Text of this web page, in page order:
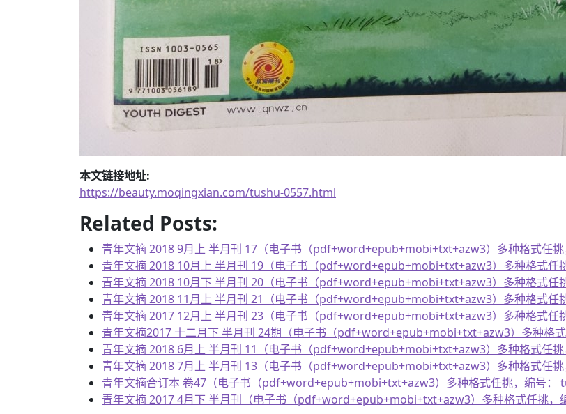
本文链接地址:
https://beauty.moqingxian.com/tushu-0557.html
Related Posts:
青年文摘 2018 9月上 半月刊 17（电子书（pdf+word+epub+mobi+txt+azw3）多种格式任挑
青年文摘 2018 10月上 半月刊 19（电子书（pdf+word+epub+mobi+txt+azw3）多种格式任
青年文摘 2018 10月下 半月刊 20（电子书（pdf+word+epub+mobi+txt+azw3）多种格式任
青年文摘 2018 11月上 半月刊 21（电子书（pdf+word+epub+mobi+txt+azw3）多种格式任
青年文摘 2017 12月上 半月刊 23（电子书（pdf+word+epub+mobi+txt+azw3）多种格式任
青年文摘2017 十二月下 半月刊 24期（电子书（pdf+word+epub+mobi+txt+azw3）多种格式
青年文摘 2018 6月上 半月刊 11（电子书（pdf+word+epub+mobi+txt+azw3）多种格式任挑
青年文摘 2018 7月上 半月刊 13（电子书（pdf+word+epub+mobi+txt+azw3）多种格式任挑
青年文摘合订本 卷47（电子书（pdf+word+epub+mobi+txt+azw3）多种格式任挑，编号：
青年文摘 2017 4月下 半月刊（电子书（pdf+word+epub+mobi+txt+azw3）多种格式任挑，